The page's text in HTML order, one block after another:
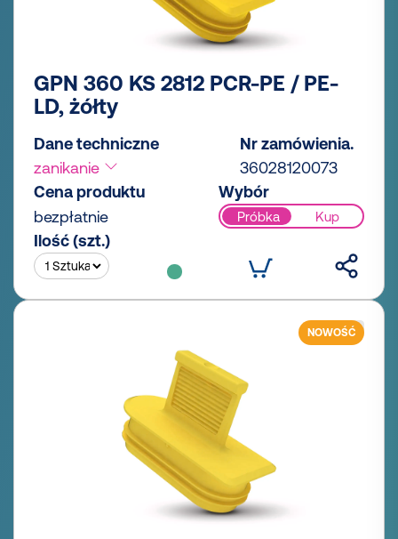
GPN 360 KS 2812 PCR-PE / PE-
LD, żółty
Dane techniczne
zanikanie
Nr zamówienia.
36028120073
Cena produktu
bezpłatnie
Wybór
Próbka Kup
Ilość (szt.)
NOWOŚĆ